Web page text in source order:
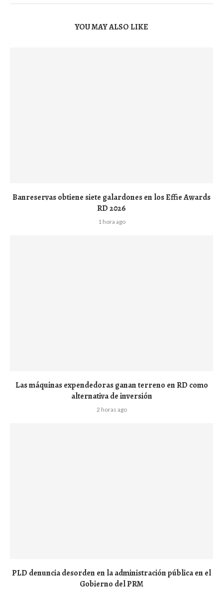
YOU MAY ALSO LIKE
Banreservas obtiene siete galardones en los Effie Awards
RD 2026
1 hora ago
Las máquinas expendedoras ganan terreno en RD como
alternativa de inversión
2 horas ago
PLD denuncia desorden en la administración pública en el
Gobierno del PRM